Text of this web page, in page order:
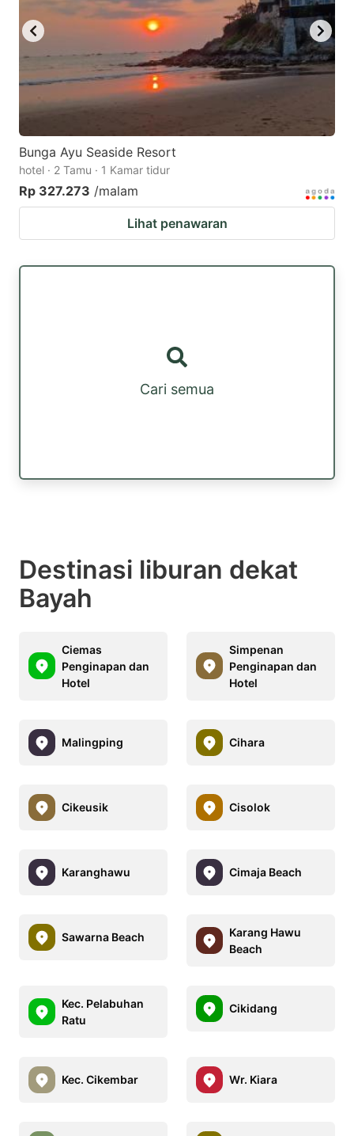
Bunga Ayu Seaside Resort
hotel · 2 Tamu · 1 Kamar tidur
Rp 327.273 /malam
Lihat penawaran
Cari semua
Destinasi liburan dekat
Bayah
Ciemas
Penginapan dan
Hotel
Simpenan
Penginapan dan
Hotel
Malingping Cihara
Cikeusik Cisolok
Karanghawu Cimaja Beach
Sawarna Beach
Karang Hawu
Beach
Kec. Pelabuhan
Ratu
Cikidang
Kec. Cikembar Wr. Kiara